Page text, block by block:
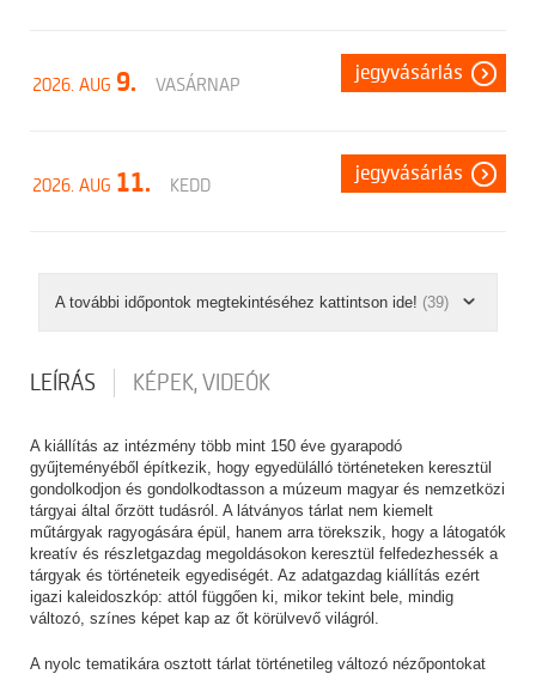
2026. AUG 9. VASÁRNAP
jegyvásárlás
2026. AUG 11. KEDD
jegyvásárlás
A további időpontok megtekintéséhez kattintson ide! (39)
LEÍRÁS KÉPEK, VIDEÓK
A kiállítás az intézmény több mint 150 éve gyarapodó
gyűjteményéből építkezik, hogy egyedülálló történeteken keresztül
gondolkodjon és gondolkodtasson a múzeum magyar és nemzetközi
tárgyai által őrzött tudásról. A látványos tárlat nem kiemelt
műtárgyak ragyogására épül, hanem arra törekszik, hogy a látogatók
kreatív és részletgazdag megoldásokon keresztül felfedezhessék a
tárgyak és történeteik egyediségét. Az adatgazdag kiállítás ezért
igazi kaleidoszkóp: attól függően ki, mikor tekint bele, mindig
változó, színes képet kap az őt körülvevő világról.
A nyolc tematikára osztott tárlat történetileg változó nézőpontokat